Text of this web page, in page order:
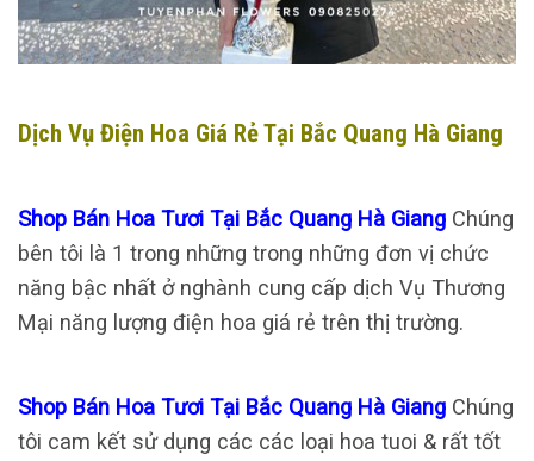
Dịch Vụ Điện Hoa Giá Rẻ Tại Bắc Quang Hà Giang
Shop Bán Hoa Tươi Tại Bắc Quang Hà Giang Chúng
bên tôi là 1 trong những trong những đơn vị chức
năng bậc nhất ở nghành cung cấp dịch Vụ Thương
Mại năng lượng điện hoa giá rẻ trên thị trường.
Shop Bán Hoa Tươi Tại Bắc Quang Hà Giang Chúng
tôi cam kết sử dụng các các loại hoa tuoi & rất tốt